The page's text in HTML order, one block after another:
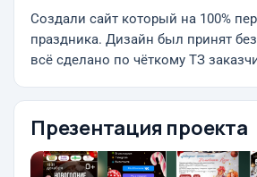
Создали сайт который на 100%
праздника. Дизайн был принят
всё сделано по чёткому ТЗ
Презентация проекта